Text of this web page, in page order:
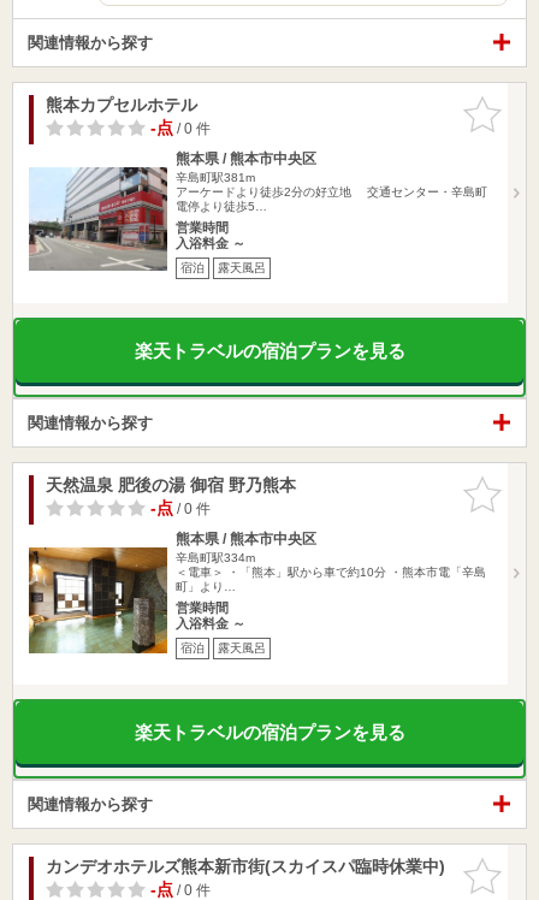
関連情報から探す
お気に入
りに追加
熊本カプセルホテル
-点/ 0 件
熊本県 / 熊本市中央区
辛島町駅381m
アーケードより徒歩2分の好立地 交通センター・辛島町
電停より徒歩5…
営業時間
入浴料金 ～
宿泊 露天風呂
楽天トラベルの宿泊プランを見る
関連情報から探す
お気に入
りに追加
天然温泉 肥後の湯 御宿 野乃熊本
-点/ 0 件
熊本県 / 熊本市中央区
辛島町駅334m
＜電車＞ ・「熊本」駅から車で約10分 ・熊本市電「辛島
町」より…
営業時間
入浴料金 ～
宿泊 露天風呂
楽天トラベルの宿泊プランを見る
関連情報から探す
お気に入
りに追加
カンデオホテルズ熊本新市街(スカイスパ臨時休業中)
-点/ 0 件